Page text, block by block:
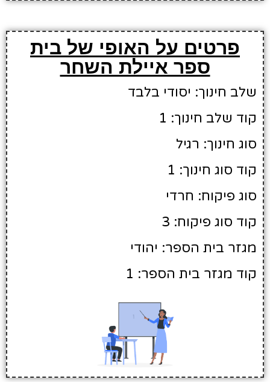
פרטים על האופי של בית
ספר איילת השחר
שלב חינוך: יסודי בלבד
קוד שלב חינוך: 1
סוג חינוך: רגיל
קוד סוג חינוך: 1
סוג פיקוח: חרדי
קוד סוג פיקוח: 3
מגזר בית הספר: יהודי
קוד מגזר בית הספר: 1